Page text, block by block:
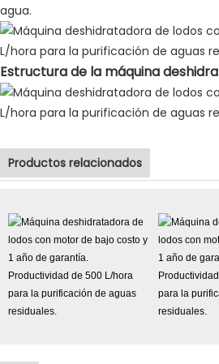
agua.
Estructura de la máquina
Productos relacionados